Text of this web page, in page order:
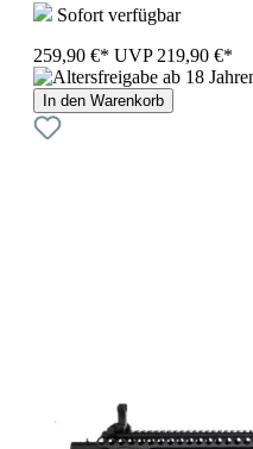
Sofort verfügbar
259,90 €* UVP 219,90 €*
In den Warenkorb